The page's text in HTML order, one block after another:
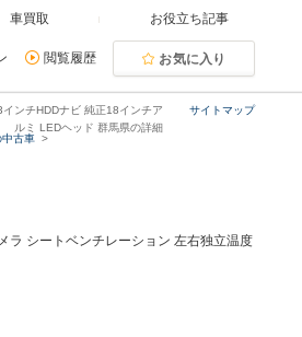
車買取 お役立ち記事
閲覧履歴 お気に入り
サイトマップ
ンチHDDナビ 純正18インチア
ルミ LEDヘッド 群馬県の詳細
古車
シートベンチレーション 左右独立温度